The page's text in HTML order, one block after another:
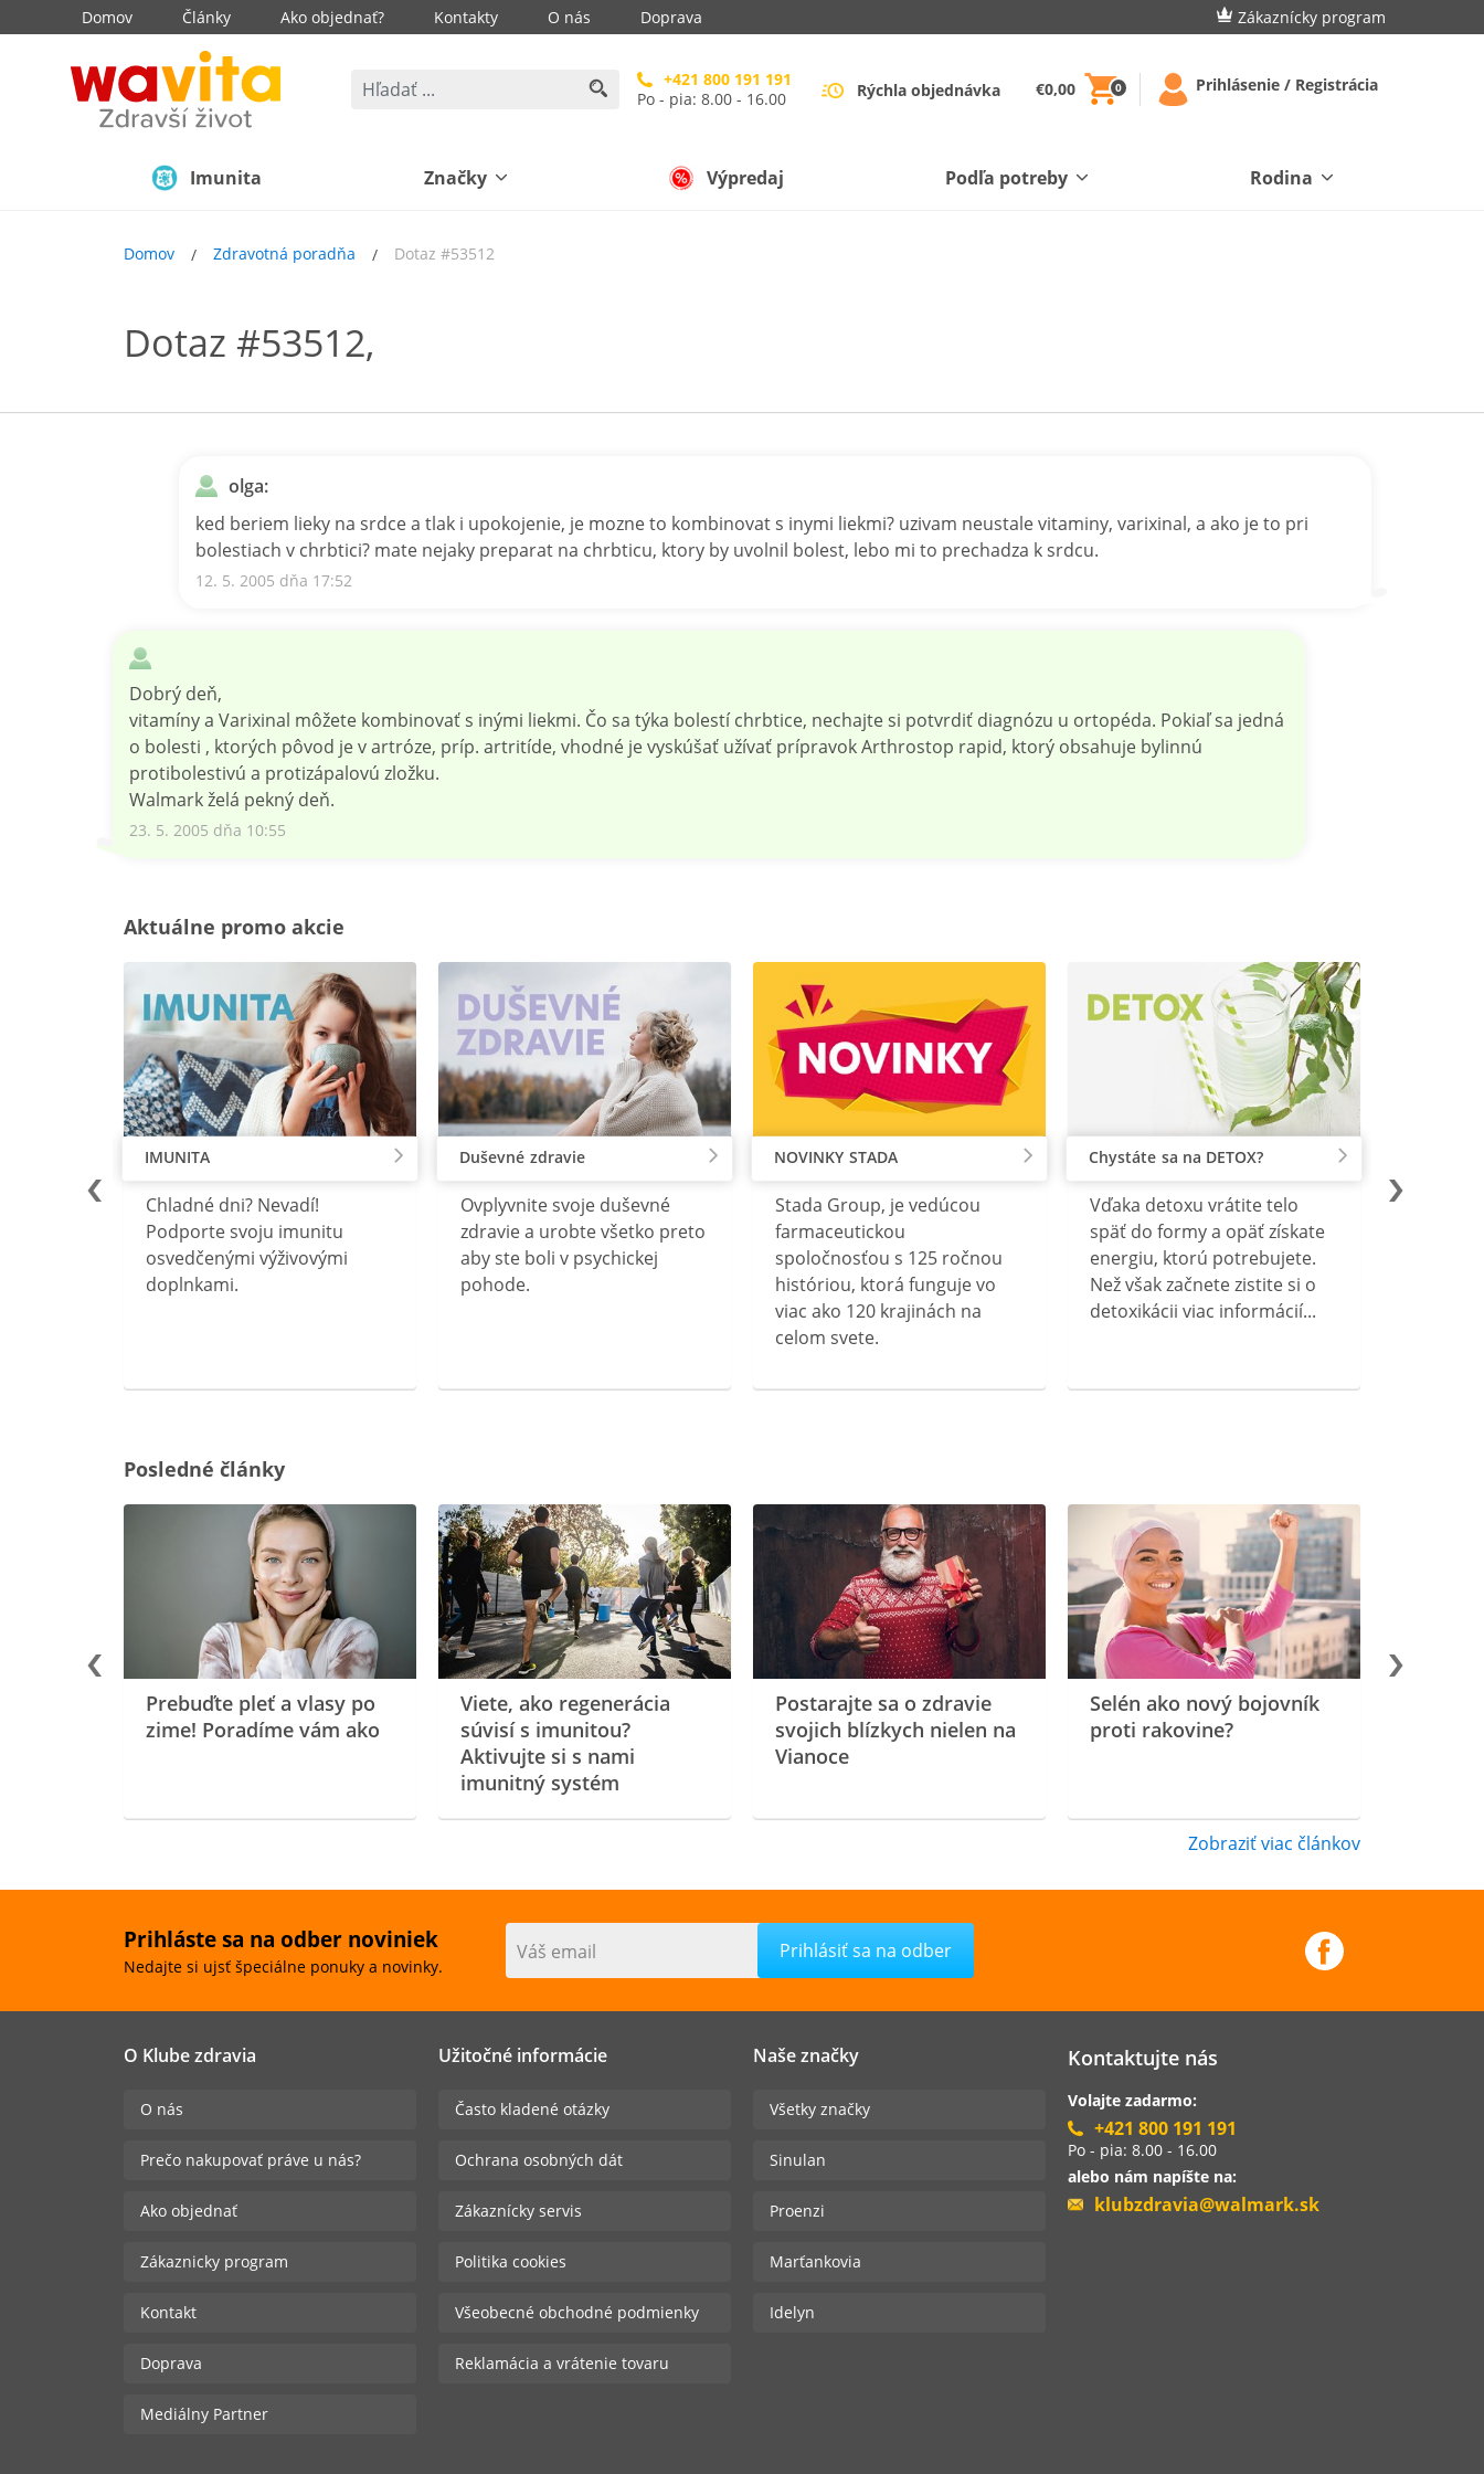
Domov Články Ako objednať? Kontakty O nás Doprava Zákaznícky program
+421 800 191 191
Po - pia: 8.00 - 16.00
Rýchla objednávka €0,00 0 Prihlásenie / Registrácia
Imunita Značky Výpredaj Podľa potreby Rodina
Domov Zdravotná poradňa Dotaz #53512
Dotaz #53512,
olga:
ked beriem lieky na srdce a tlak i upokojenie, je mozne to kombinovat s inymi liekmi? uzivam neustale vitaminy, varixinal, a ako je to pri
bolestiach v chrbtici? mate nejaky preparat na chrbticu, ktory by uvolnil bolest, lebo mi to prechadza k srdcu.
12. 5. 2005 dňa 17:52
Dobrý deň,
vitamíny a Varixinal môžete kombinovať s inými liekmi. Čo sa týka bolestí chrbtice, nechajte si potvrdiť diagnózu u ortopéda. Pokiaľ sa jedná
o bolesti , ktorých pôvod je v artróze, príp. artritíde, vhodné je vyskúšať užívať prípravok Arthrostop rapid, ktorý obsahuje bylinnú
protibolestivú a protizápalovú zložku.
Walmark želá pekný deň.
23. 5. 2005 dňa 10:55
Aktuálne promo akcie
IMUNITA
Chladné dni? Nevadí!
Podporte svoju imunitu
osvedčenými výživovými
doplnkami.
Duševné zdravie
Ovplyvnite svoje duševné
zdravie a urobte všetko preto
aby ste boli v psychickej
pohode.
NOVINKY STADA
Stada Group, je vedúcou
farmaceutickou
spoločnosťou s 125 ročnou
históriou, ktorá funguje vo
viac ako 120 krajinách na
celom svete.
Chystáte sa na DETOX?
Vďaka detoxu vrátite telo
späť do formy a opäť získate
energiu, ktorú potrebujete.
Než však začnete zistite si o
detoxikácii viac informácií...
Posledné články
Prebuďte pleť a vlasy po
zime! Poradíme vám ako
Viete, ako regenerácia
súvisí s imunitou?
Aktivujte si s nami
imunitný systém
Postarajte sa o zdravie
svojich blízkych nielen na
Vianoce
Selén ako nový bojovník
proti rakovine?
Zobraziť viac článkov
Prihláste sa na odber noviniek
Nedajte si ujsť špeciálne ponuky a novinky.
Váš email
O Klube zdravia
O nás
Prečo nakupovať práve u nás?
Ako objednať
Zákaznicky program
Kontakt
Doprava
Mediálny Partner
Užitočné informácie
Často kladené otázky
Ochrana osobných dát
Zákaznícky servis
Politika cookies
Všeobecné obchodné podmienky
Reklamácia a vrátenie tovaru
Naše značky
Všetky značky
Sinulan
Proenzi
Marťankovia
Idelyn
Kontaktujte nás
Volajte zadarmo:
+421 800 191 191
Po - pia: 8.00 - 16.00
alebo nám napíšte na:
klubzdravia@walmark.sk